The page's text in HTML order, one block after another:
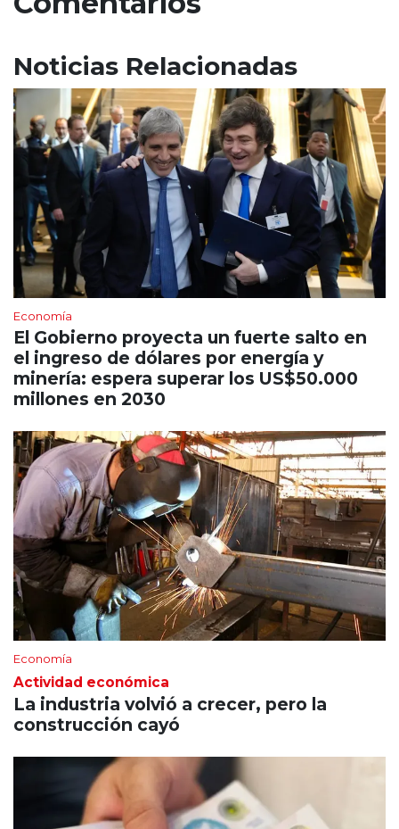
Noticias Relacionadas
Economía
El Gobierno proyecta un fuerte salto en
el ingreso de dólares por energía y
minería: espera superar los US$50.000
millones en 2030
Economía
Actividad económica
La industria volvió a crecer, pero la
construcción cayó